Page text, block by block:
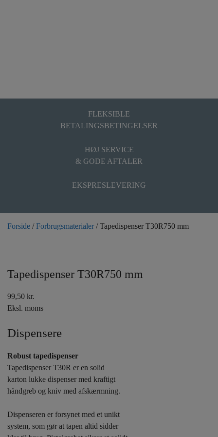
FLEKSIBLE
BETALINGSBETINGELSER
HØJ SERVICE
& GODE AFTALER
EKSPRESLEVERING
Forside /Forbrugsmaterialer / Tapedispenser T30R750 mm
Tapedispenser T30R750 mm
99,50 kr.
Eksl. moms
Dispensere
Robust tapedispenser
Tapedispenser T30R er en solid
karton lukke dispenser med kraftigt
håndgreb og kniv med afskærmning.
Dispenseren er forsynet med et unikt
system, som gør at tapen altid sidder